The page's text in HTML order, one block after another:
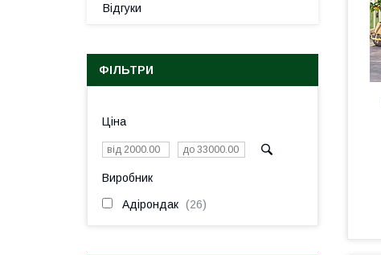
Відгуки
ФІЛЬТРИ
Ціна
Виробник
Адірондак 26